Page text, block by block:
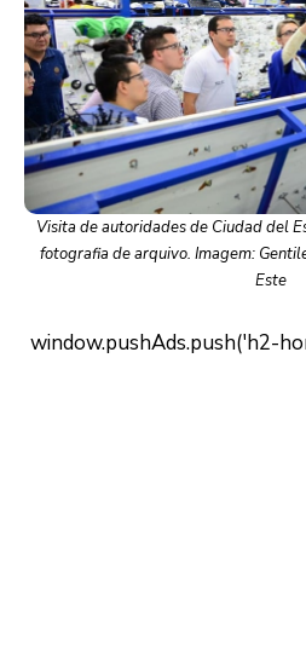
Visita de autoridades de Ciudad del
fotografia de arquivo. Imagem:
Este